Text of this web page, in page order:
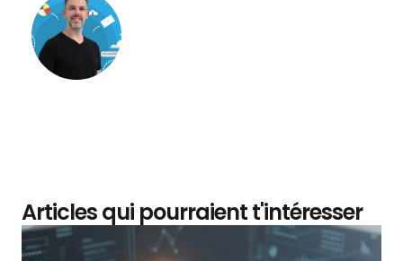
Articles qui pourraient t'intéresser